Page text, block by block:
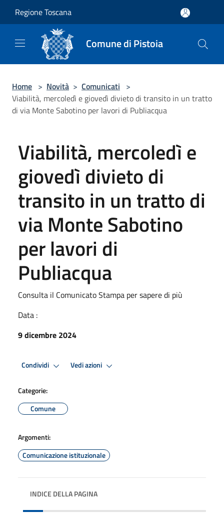
Regione Toscana
Comune di Pistoia
Home > Novità > Comunicati >
Viabilità, mercoledì e giovedì divieto di transito in un tratto
di via Monte Sabotino per lavori di Publiacqua
Viabilità, mercoledì e
giovedì divieto di
transito in un tratto di
via Monte Sabotino
per lavori di
Publiacqua
Consulta il Comunicato Stampa per sapere di più
Data :
9 dicembre 2024
Condividi Vedi azioni
Categorie:
Comune
Argomenti:
Comunicazione istituzionale
INDICE DELLA PAGINA